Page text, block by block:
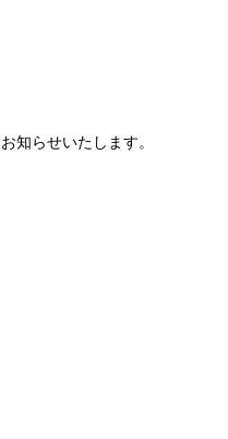
知らせいたします。